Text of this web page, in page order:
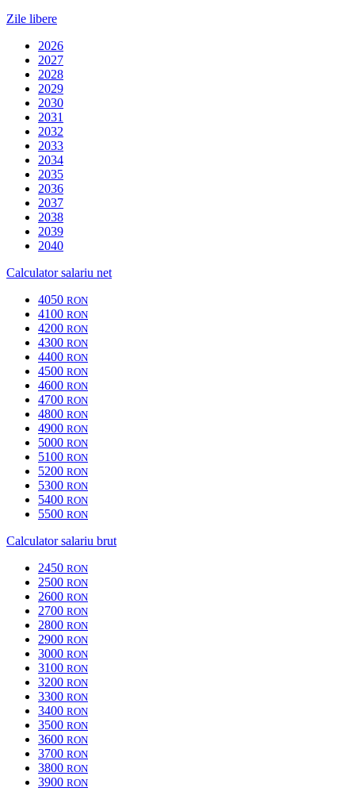
Zile libere
2026
2027
2028
2029
2030
2031
2032
2033
2034
2035
2036
2037
2038
2039
2040
Calculator salariu net
4050 RON
4100 RON
4200 RON
4300 RON
4400 RON
4500 RON
4600 RON
4700 RON
4800 RON
4900 RON
5000 RON
5100 RON
5200 RON
5300 RON
5400 RON
5500 RON
Calculator salariu brut
2450 RON
2500 RON
2600 RON
2700 RON
2800 RON
2900 RON
3000 RON
3100 RON
3200 RON
3300 RON
3400 RON
3500 RON
3600 RON
3700 RON
3800 RON
3900 RON